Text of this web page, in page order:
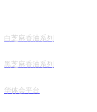
白芝麻香油系列
黑芝麻香油系列
华体会平台